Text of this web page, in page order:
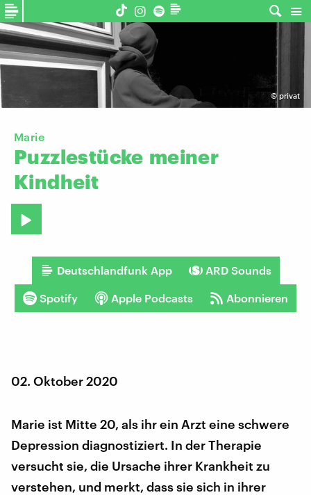
© privat
Marie
Puzzlestücke meiner
Kindheit
Deutschlandfunk App ARD Sounds
Spotify Apple Podcasts Abonnieren
02. Oktober 2020
Marie ist Mitte 20, als ihr ein Arzt eine schwere
Depression diagnostiziert. In der Therapie
versucht sie, die Ursache ihrer Krankheit zu
verstehen, und merkt, dass sie sich in ihrer